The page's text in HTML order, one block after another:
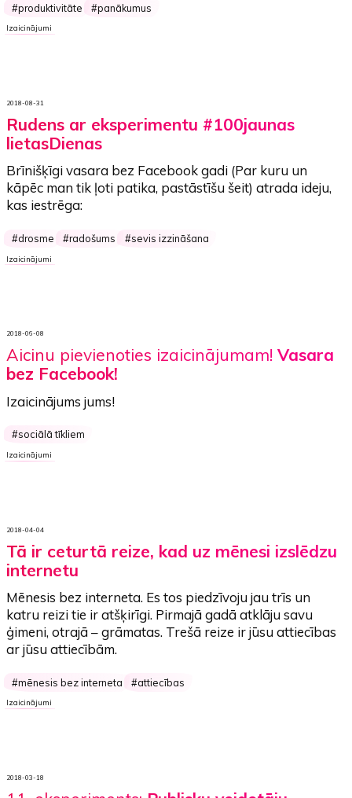
produktivitāte panākumus
Izaicinājumi
2018-08-31
Rudens ar eksperimentu #100jaunas
lietasDienas
Brīnišķīgivasara bez Facebookgadi (Par kuru un
kāpēc man tik ļoti patika, pastāstīšu šeit) atrada ideju,
kas iestrēga:
drosme radošums sevis izzināšana
Izaicinājumi
2018-06-08
Aicinu pievienoties izaicinājumam! Vasara
bez Facebook!
Izaicinājums jums!
sociālā tīkliem
Izaicinājumi
2018-04-04
Tā ir ceturtā reize, kad uz mēnesi izslēdzu
internetu
Mēnesis bez interneta. Es tos piedzīvojujau trīs un
katru reizi tie ir atšķirīgi. Pirmajā gadā atklāju savu
ģimeni, otrajā – grāmatas. Trešā reize ir jūsu attiecības
ar jūsu attiecībām.
mēnesis bez interneta attiecības
Izaicinājumi
2018-03-18